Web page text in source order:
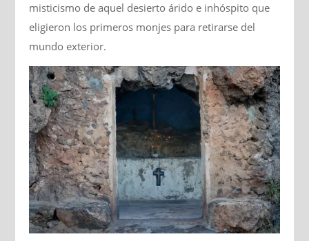
misticismo de aquel desierto árido e inhóspito que
eligieron los primeros monjes para retirarse del
mundo exterior.